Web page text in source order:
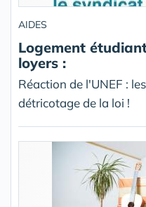
AIDES
Logement
loyers :
Réaction de l'UNEF :
détricotage de la loi !